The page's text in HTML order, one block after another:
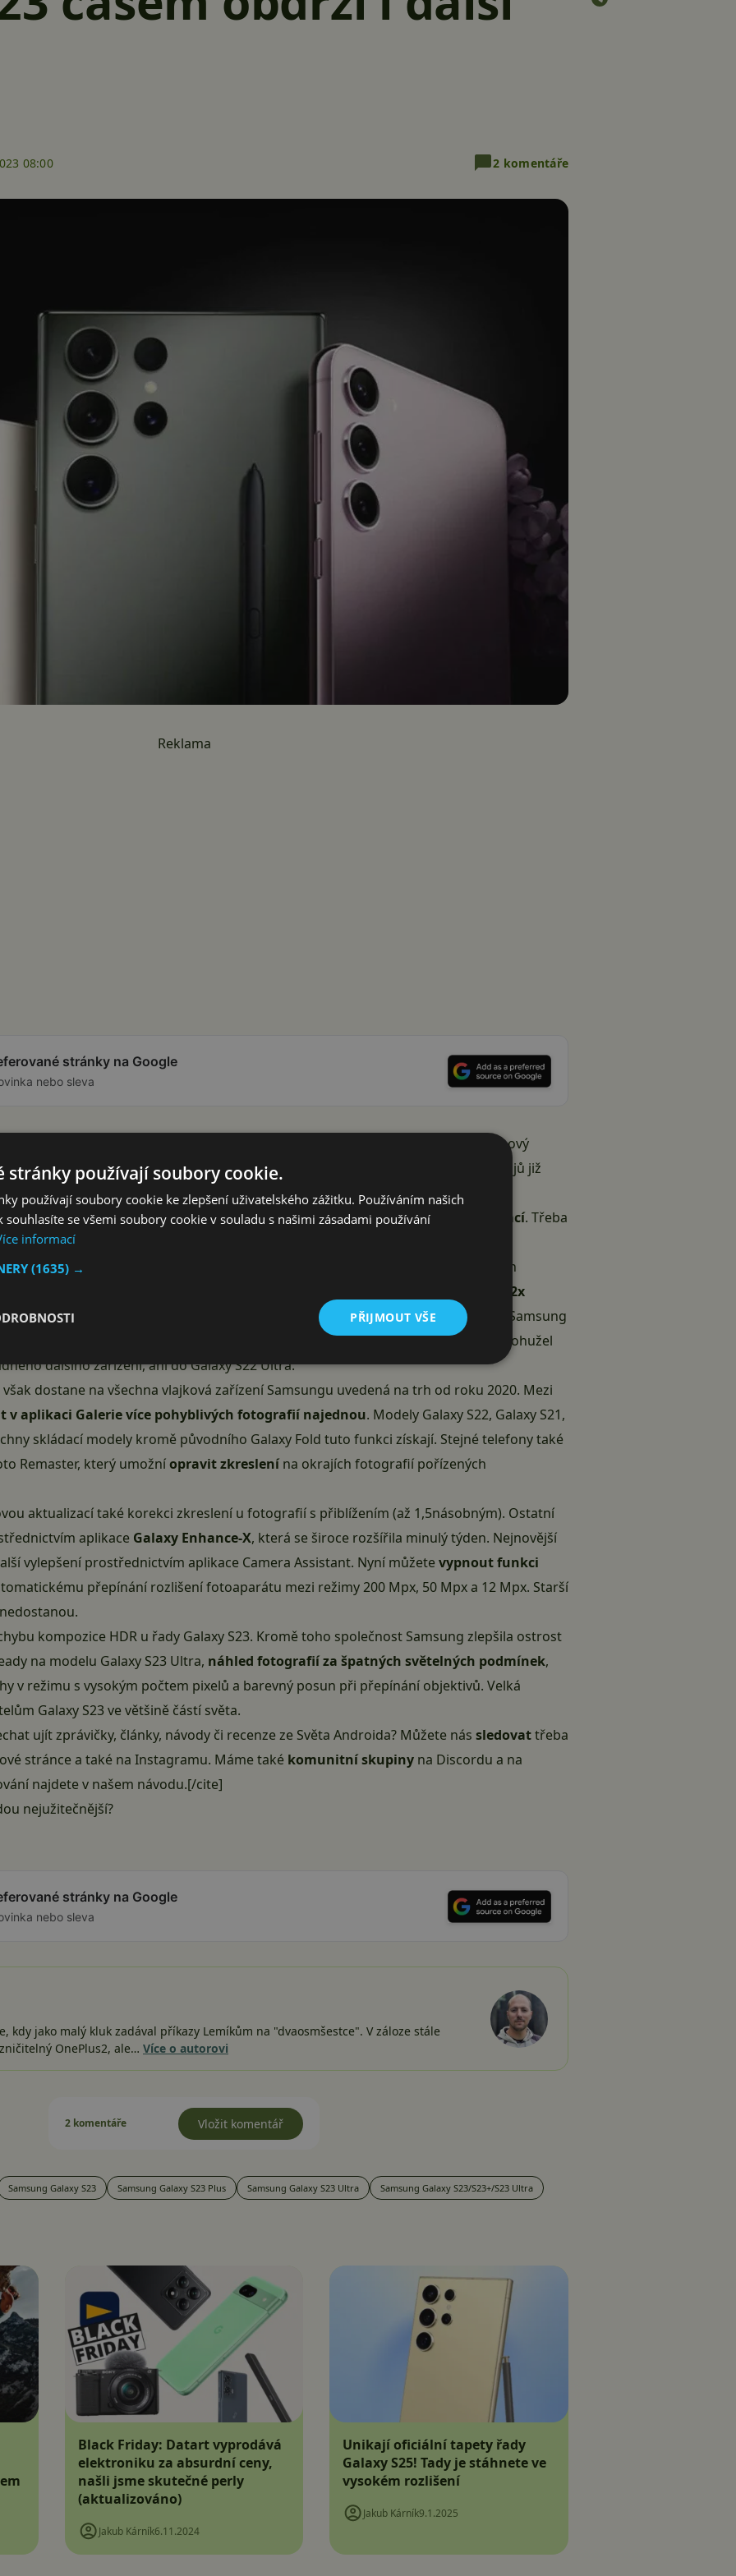
08:00 2 komentáře
Reklama
stránky na Google
nebo sleva
o tom, že do telefonů řady
Galaxy S23 i v Evropě konečně vyráží červnový
Ačkoli se uživatelé o nových funkcích či změnách dozvěděli z různých zdrojů již
osahali po aktualizaci, korejská firma v tzv. changelogu dost šetřila slovy a
skrze oficiální fórum, díky čemuž jsme se dozvěděli několik dodatečných informací. Třeba
těšit imajitelé starších Samsungů
funkce a vylepšení a také oznámila, že některé z těchto změn se v následujících
lodě. Již víme, že červnová aktualizace pro řadu Galaxy S23 přidává možnost
2x
dříve umožňovala pořizovat portrétní fotografie pouze v režimech 1x a 3x. Samsung
také
za zhoršených světelných podmínek. Bohužel
dalšího zařízení, ani do Galaxy S22 Ultra.
dostane na všechna vlajková zařízení Samsungu uvedená na trh od roku 2020. Mezi
v aplikaci Galerie více pohyblivých fotografií najednou. Modely Galaxy S22, Galaxy S21,
skládací modely kromě původního Galaxy Fold tuto funkci získají. Stejné telefony také
Remaster, který umožníopravit zkreslenína okrajích fotografií pořízených
aktualizací také korekci zkreslení u fotografií s přiblížením (až 1,5násobným). Ostatní
aplikace Galaxy Enhance-X, která se široce rozšířila minulý týden. Nejnovější
vylepšení prostřednictvím aplikace Camera Assistant. Nyní můžetevypnout funkci
přepínání rozlišení fotoaparátu mezi režimy 200 Mpx, 50 Mpx a 12 Mpx. Starší
kompozice HDR u řady Galaxy S23. Kromě toho společnost Samsung zlepšila ostrost
na modelu Galaxy S23 Ultra, náhled fotografií za špatných světelných podmínek,
v režimu s vysokým počtem pixelů a barevný posun při přepínání objektivů. Velká
Galaxy S23 ve většině částí světa.
ujít zprávičky, články, návody či recenze ze Světa Androida? Můžete nás sledovattřeba
stráncea také na Instagramu. Máme také komunitní skupiny na Discordu a na
najdete v našem návodu.[/cite]
nejužitečnější?
stránky na Google
nebo sleva
kdy jako malý kluk zadával příkazy Lemíkům na "dvaosmšestce". V záloze stále
OnePlus2, ale… Více o autorovi
2 komentáře Vložit komentář
Samsung Galaxy S23 Samsung Galaxy S23 Plus Samsung Galaxy S23 Ultra Samsung Galaxy S23/S23+/S23 Ultra
Black Friday: Datart vyprodává
elektroniku za absurdní ceny,
našli jsme skutečné perly
(aktualizováno)
Jakub Kárník6.11.2024
Unikají oficiální tapety řady
Galaxy S25! Tady je stáhnete ve
vysokém rozlišení
Jakub Kárník9.1.2025
stránky používají soubory cookie.
používají soubory cookie ke zlepšení uživatelského zážitku. Používáním našich
souhlasíte se všemi soubory cookie v souladu s našimi zásadami používání
informací
(1635) →
PŘIJMOUT VŠE